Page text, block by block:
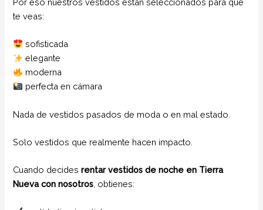
te veas:
sofisticada
elegante
moderna
perfecta en cámara
Nada de vestidos pasados de moda o en mal estado.
Solo vestidos que realmente hacen impacto.
Cuando decidesrentar vestidos de noche en Tierra
Nueva con nosotros , obtienes: